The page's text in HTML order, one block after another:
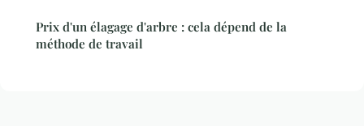
Prix d'un élagage d'arbre : cela dépend de la
méthode de travail